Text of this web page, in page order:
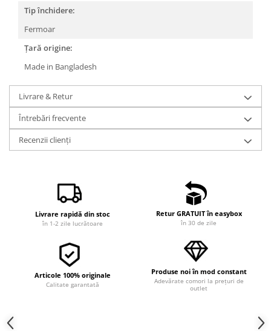
Tip închidere:
Fermoar
Țară origine:
Made in Bangladesh
Livrare & Retur
Întrebări frecvente
Recenzii clienți
Livrare rapidă din stoc
în 1-2 zile lucrătoare
Retur GRATUIT în easybox
în 30 de zile
Articole 100% originale
Calitate garantată
Produse noi în mod constant
Adevărate comori la prețuri de
outlet